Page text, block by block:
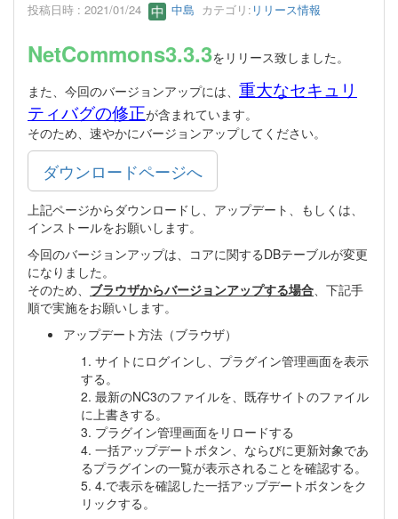
投稿日時 : 2021/01/24 中島 カテゴリ: リリース情報
NetCommons3.3.3をリリース致しました。
また、今回のバージョンアップには、 重大なセキュリ
ティバグの修正が含まれています。
そのため、速やかにバージョンアップしてください。
ダウンロードページへ
上記ページからダウンロードし、アップデート、もしくは、
インストールをお願いします。
今回のバージョンアップは、コアに関するDBテーブルが変更
になりました。
そのため、 ブラウザからバージョンアップする場合 、下記手
順で実施をお願いします。
アップデート方法（ブラウザ）
1. サイトにログインし、プラグイン管理画面を表示
する。
2. 最新のNC3のファイルを、既存サイトのファイル
に上書きする。
3. プラグイン管理画面をリロードする
4. 一括アップデートボタン、ならびに更新対象であ
るプラグインの一覧が表示されることを確認する。
5. 4.で表示を確認した一括アップデートボタンをク
リックする。